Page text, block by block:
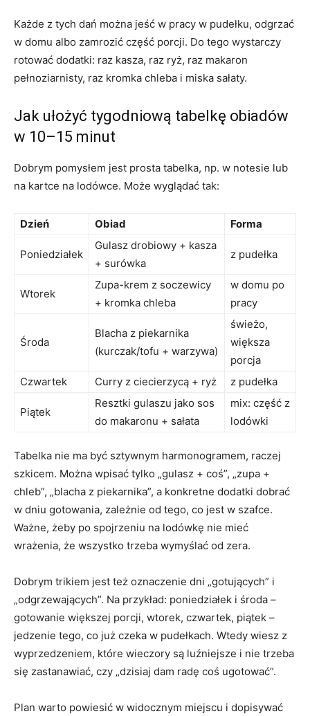
Każde z tych dań można jeść w pracy w pudełku, odgrzać
w domu albo zamrozić część porcji. Do tego wystarczy
rotować dodatki: raz kasza, raz ryż, raz makaron
pełnoziarnisty, raz kromka chleba i miska sałaty.
Jak ułożyć tygodniową tabelkę obiadów
w 10–15 minut
Dobrym pomysłem jest prosta tabelka, np. w notesie lub
na kartce na lodówce. Może wyglądać tak:
Dzień Obiad Forma
Poniedziałek
Gulasz drobiowy + kasza
+ surówka
z pudełka
Wtorek
Zupa-krem z soczewicy
+ kromka chleba
w domu po
pracy
Środa
Blacha z piekarnika
(kurczak/tofu + warzywa)
świeżo,
większa
porcja
Czwartek
Curry z ciecierzycą + ryż z pudełka
Piątek
Resztki gulaszu jako sos
do makaronu + sałata
mix: część z
lodówki
Tabelka nie ma być sztywnym harmonogramem, raczej
szkicem. Można wpisać tylko „gulasz + coś”, „zupa +
chleb”, „blacha z piekarnika”, a konkretne dodatki dobrać
w dniu gotowania, zależnie od tego, co jest w szafce.
Ważne, żeby po spojrzeniu na lodówkę nie mieć
wrażenia, że wszystko trzeba wymyślać od zera.
Dobrym trikiem jest też oznaczenie dni „gotujących” i
„odgrzewających”. Na przykład: poniedziałek i środa –
gotowanie większej porcji, wtorek, czwartek, piątek –
jedzenie tego, co już czeka w pudełkach. Wtedy wiesz z
wyprzedzeniem, które wieczory są luźniejsze i nie trzeba
się zastanawiać, czy „dzisiaj dam radę coś ugotować”.
Plan warto powiesić w widocznym miejscu i dopisywać